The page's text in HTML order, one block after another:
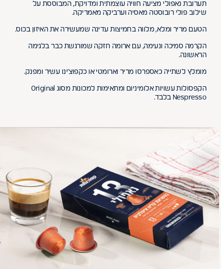
תערובת נאפולי מציעה חוויה עוצמתית ומדויקת, המבוססת על
שילוב פולי רובוסטה מאסיה וערביקה מאמריקה.
הטעם מריר ומלא, מלווה בחמיצות עדינה שמעשירה את האיזון בכוס.
הקרמה סמיכה ונעימה, עם ארומה חזקה שמורגשת כבר בלגימה
הראשונה.
מומלץ לשתייה כאספרסו מריר וארומטי או כקפוצ'ינו עשיר ומפנק.
הקפסולות עשויות אלומיניום ומתאימות למכונות מסוג Original
Nespresso בלבד.